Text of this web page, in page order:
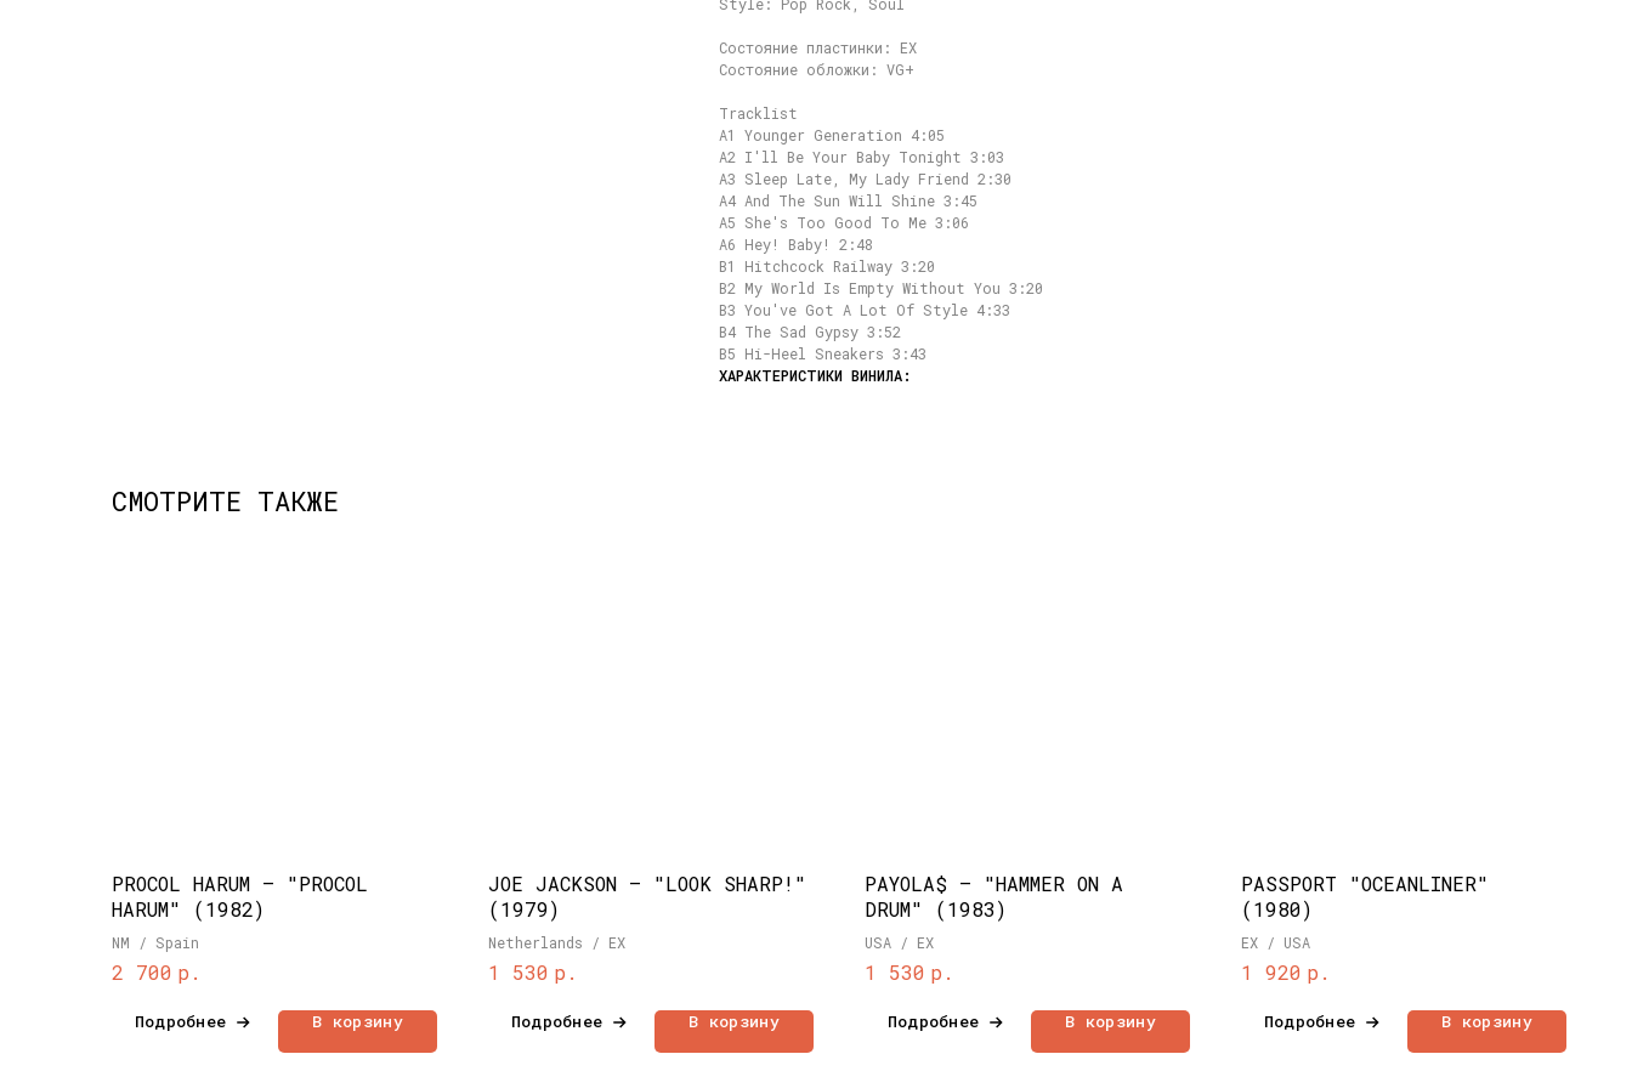
Состояние пластинки: EX
Состояние обложки: VG+
Tracklist
A1 Younger Generation 4:05
A2 I'll Be Your Baby Tonight 3:03
A3 Sleep Late, My Lady Friend 2:30
A4 And The Sun Will Shine 3:45
A5 She's Too Good To Me 3:06
A6 Hey! Baby! 2:48
B1 Hitchcock Railway 3:20
B2 My World Is Empty Without You 3:20
B3 You've Got A Lot Of Style 4:33
B4 The Sad Gypsy 3:52
B5 Hi-Heel Sneakers 3:43
СМОТРИТЕ ТАКЖЕ
PROCOL HARUM – "PROCOL
HARUM" (1982)
NM / Spain
2 700 р.
Подробнее В корзину
JOE JACKSON – "LOOK SHARP!"
(1979)
Netherlands / EX
1 530 р.
Подробнее В корзину
PAYOLA$ – "HAMMER ON A
DRUM" (1983)
USA / EX
1 530 р.
Подробнее В корзину
PASSPORT "OCEANLINER"
(1980)
EX / USA
1 920 р.
Подробнее В корзину